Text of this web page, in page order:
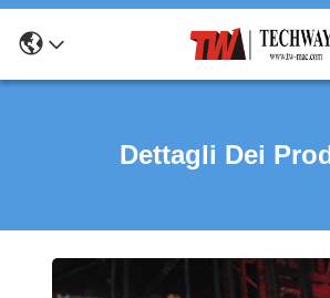
Dettagli Dei